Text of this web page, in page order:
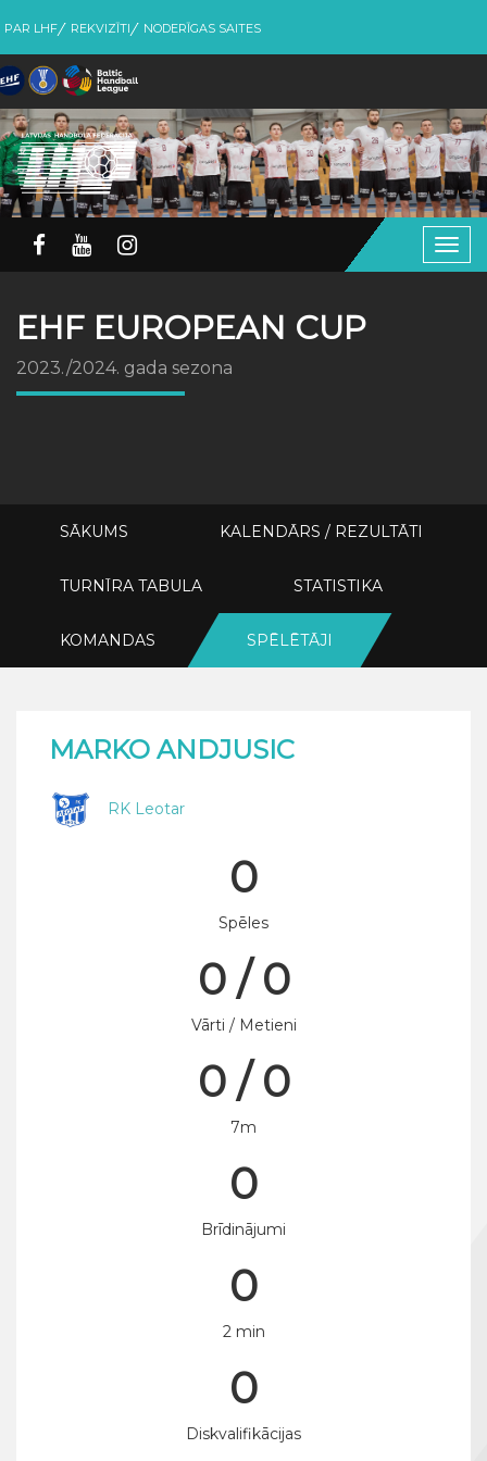
PAR LHF REKVIZĪTI NODERĪGAS SAITES
EHF EUROPEAN CUP
2023./2024. gada sezona
SĀKUMS KALENDĀRS / REZULTĀTI
TURNĪRA TABULA STATISTIKA
KOMANDAS SPĒLĒTĀJI
MARKO ANDJUSIC
RK Leotar
0
Spēles
0 / 0
Vārti / Metieni
0 / 0
7m
0
Brīdinājumi
0
2 min
0
Diskvalifikācijas